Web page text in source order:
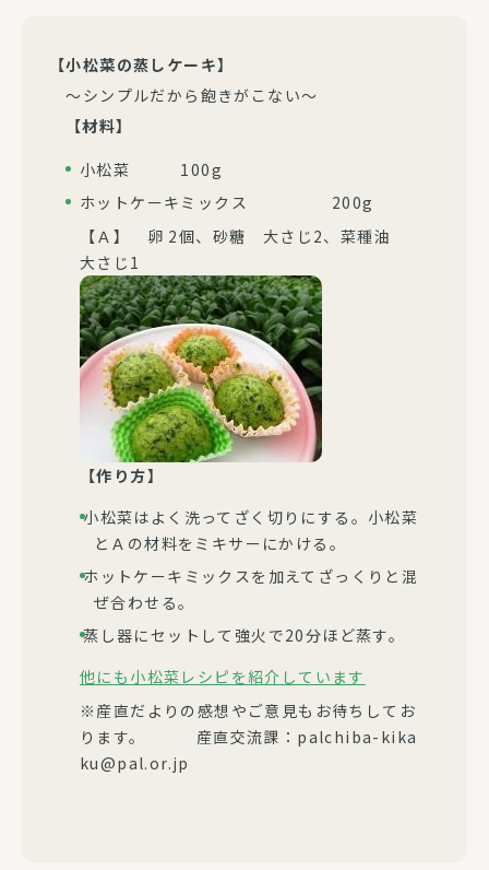
【小松菜の蒸しケーキ】
～シンプルだから飽きがこない～
【材料】
小松菜 100g
ホットケーキミックス 200g
【Ａ】 卵 2個、砂糖 大さじ2、菜種油
大さじ1
【作り方】
小松菜はよく洗ってざく切りにする。小松菜
とＡの材料をミキサーにかける。
ホットケーキミックスを加えてざっくりと混
ぜ合わせる。
蒸し器にセットして強火で20分ほど蒸す。
他にも小松菜レシピを紹介しています
※産直だよりの感想やご意見もお待ちしてお
ります。 産直交流課：palchiba-kika
ku@pal.or.jp